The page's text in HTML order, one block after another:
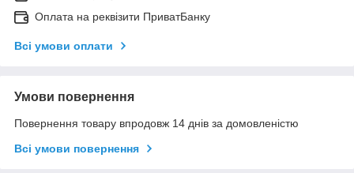
Оплата на реквізити ПриватБанку
Всі умови оплати
Умови повернення
Повернення товару впродовж 14 днів за домовленістю
Всі умови повернення